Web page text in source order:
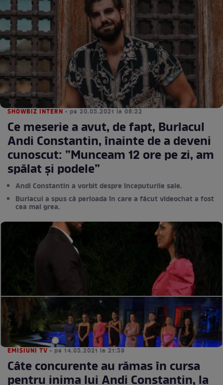
SHOWBIZ INTERN • pe 20.05.2021 la 08:22
Ce meserie a avut, de fapt, Burlacul
Andi Constantin, înainte de a deveni
cunoscut: ”Munceam 12 ore pe zi, am
spălat și podele”
Andi Constantin a vorbit despre începuturile sale.
Burlacul a spus că perioada în care a făcut videochat a fost
cea mai grea.
EMISIUNI TV • pe 14.05.2021 la 21:59
Câte concurente au rămas în cursa
pentru inima lui Andi Constantin, la